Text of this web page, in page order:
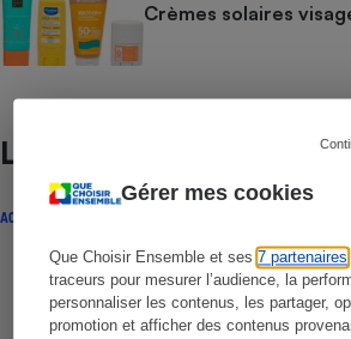
Gérer mes cookies
Que Choisir Ensemble et ses7 partenaires
traceurs pour mesurer l’audience, la
personnaliser les contenus, les partager,
promotion et afficher des contenus
Crèmes solaires
Lire aussi
ACTUALITÉ